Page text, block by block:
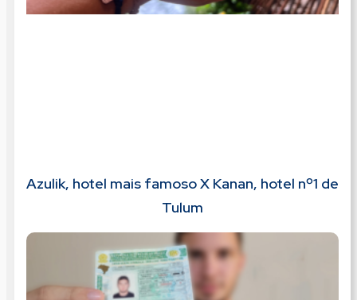
Azulik, hotel mais famoso X Kanan, hotel nº1 de
Tulum